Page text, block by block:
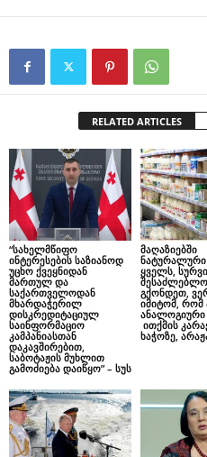
RELATED ARTICLES
“სახელმწიფო
ინტერესების საზიანოდ
უცხო ქვეყნიდან
მართულ და
საქართველოდან
მხარდაჭერილ
დისკრედიტაციულ
საინფორმაციო
კამპანიასთან
დაკავშირებით,
საბოტაჟის მუხლით
გამოძიება დაიწყო” – სუს
მაღაზიებში
ნატურალური
ყველს,
გქონდეთ,
იმიტომ, რომ
ანალოგიური
ითქმის
ხაჭოზე,